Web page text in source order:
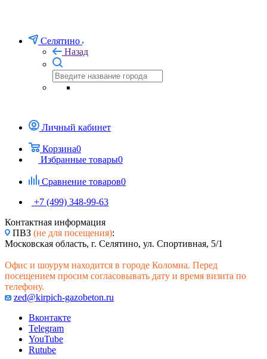
Селятино
Назад
Личный кабинет
Корзина0
Избранные товары0
Сравнение товаров0
+7 (499) 348-99-63
Контактная информация
ПВЗ (не для посещения):
Московская область, г. Селятино, ул. Спортивная, 5/1
Офис и шоурум находится в городе Коломна. Перед
посещением просим согласовывать дату и время визита по
телефону.
zed@kirpich-gazobeton.ru
Вконтакте
Telegram
YouTube
Rutube